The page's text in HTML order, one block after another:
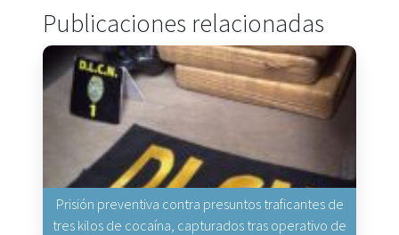
Publicaciones relacionadas
Prisión preventiva contra presuntos traficantes de
tres kilos de cocaína, capturados tras operativo de